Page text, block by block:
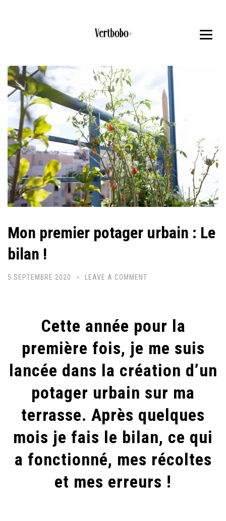
Mon premier potager urbain : Le
bilan !
5 SEPTEMBRE 2020 LEAVE A COMMENT
Cette année pour la
première fois, je me suis
lancée dans la création d’un
potager urbain sur ma
terrasse. Après quelques
mois je fais le bilan, ce qui
a fonctionné, mes récoltes
et mes erreurs !